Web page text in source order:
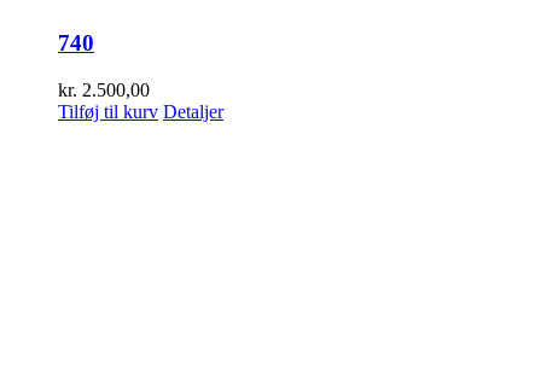
740
kr. 2.500,00
Tilføj til kurv Detaljer